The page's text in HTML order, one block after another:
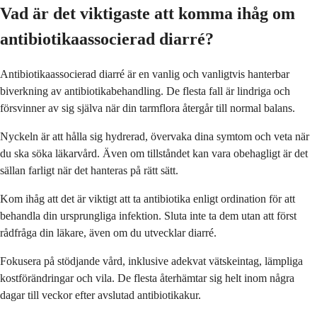
Vad är det viktigaste att komma ihåg om
antibiotikaassocierad diarré?
Antibiotikaassocierad diarré är en vanlig och vanligtvis hanterbar
biverkning av antibiotikabehandling. De flesta fall är lindriga och
försvinner av sig själva när din tarmflora återgår till normal balans.
Nyckeln är att hålla sig hydrerad, övervaka dina symtom och veta när
du ska söka läkarvård. Även om tillståndet kan vara obehagligt är det
sällan farligt när det hanteras på rätt sätt.
Kom ihåg att det är viktigt att ta antibiotika enligt ordination för att
behandla din ursprungliga infektion. Sluta inte ta dem utan att först
rådfråga din läkare, även om du utvecklar diarré.
Fokusera på stödjande vård, inklusive adekvat vätskeintag, lämpliga
kostförändringar och vila. De flesta återhämtar sig helt inom några
dagar till veckor efter avslutad antibiotikakur.